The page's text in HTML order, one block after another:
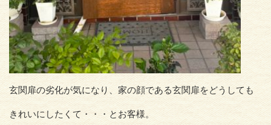
玄関扉の劣化が気になり、家の顔である玄関扉をどうしても
きれいにしたくて・・・とお客様。